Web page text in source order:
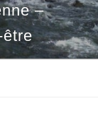
–